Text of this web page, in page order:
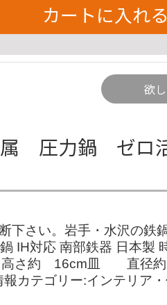
カートに入れる
欲
属 圧力鍋 ゼ
さい。岩手・水沢の鉄
IH対応 南部鉄器 日本製
さ約 16cm皿 直径
カテゴリー:インテリア